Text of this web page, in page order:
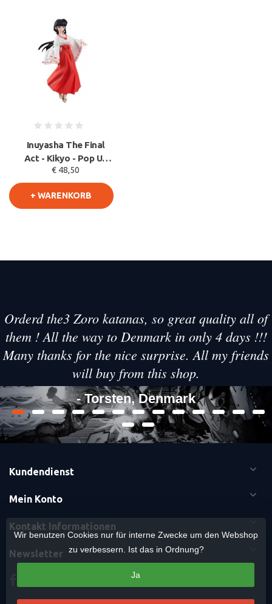
Inuyasha The Final
Act - Kikyo - Pop Up
Parade PVC Statue 17
cm
€ 48,50
+ WARENKORB
Orderd the3 Zoro katanas, so great quality all of
them ! All the way to Denmark in only 4 days !!!
Many thanks for the nice surprise. All my friends
will buy from this shop.
- Torsten, Denmark
Kundendienst
Mein Konto
Kontakt Informationen
Newsletter
Wir benutzen Cookies nur für interne Zwecke um den Webshop
zu verbessern. Ist das in Ordnung?
Ja